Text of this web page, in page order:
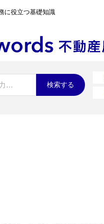
に役立つ基礎知識
検索する